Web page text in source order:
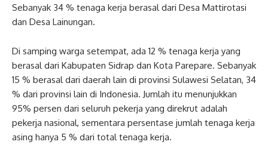
Sebanyak 34 % tenaga kerja berasal dari Desa Mattirotasi
dan Desa Lainungan.
Di samping warga setempat, ada 12 % tenaga kerja yang
berasal dari Kabupaten Sidrap dan Kota Parepare. Sebanyak
15 % berasal dari daerah lain di provinsi Sulawesi Selatan, 34
% dari provinsi lain di Indonesia. Jumlah itu menunjukkan
95% persen dari seluruh pekerja yang direkrut adalah
pekerja nasional, sementara persentase jumlah tenaga kerja
asing hanya 5 % dari total tenaga kerja.